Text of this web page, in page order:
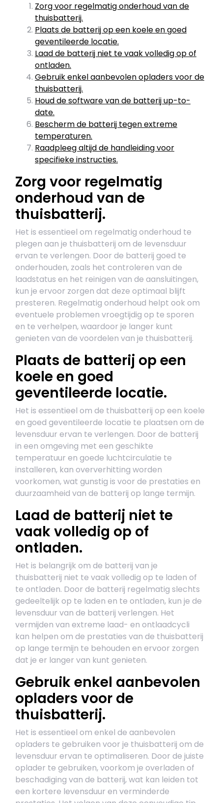
Zorg voor regelmatig onderhoud van de
thuisbatterij.
Plaats de batterij op een koele en goed
geventileerde locatie.
Laad de batterij niet te vaak volledig op of
ontladen.
Gebruik enkel aanbevolen opladers voor de
thuisbatterij.
Houd de software van de batterij up-to-
date.
Bescherm de batterij tegen extreme
temperaturen.
Raadpleeg altijd de handleiding voor
specifieke instructies.
Zorg voor regelmatig
onderhoud van de
thuisbatterij.
Het is essentieel om regelmatig onderhoud te
plegen aan je thuisbatterij om de levensduur
ervan te verlengen. Door de batterij goed te
onderhouden, zoals het controleren van de
laadstatus en het reinigen van de aansluitingen,
kun je ervoor zorgen dat deze optimaal blijft
presteren. Regelmatig onderhoud helpt ook om
eventuele problemen vroegtijdig op te sporen
en te verhelpen, waardoor je langer kunt
genieten van de voordelen van je thuisbatterij.
Plaats de batterij op een
koele en goed
geventileerde locatie.
Het is essentieel om de thuisbatterij op een koele
en goed geventileerde locatie te plaatsen om de
levensduur ervan te verlengen. Door de batterij
in een omgeving met een geschikte
temperatuur en goede luchtcirculatie te
installeren, kan oververhitting worden
voorkomen, wat gunstig is voor de prestaties en
duurzaamheid van de batterij op lange termijn.
Laad de batterij niet te
vaak volledig op of
ontladen.
Het is belangrijk om de batterij van je
thuisbatterij niet te vaak volledig op te laden of
te ontladen. Door de batterij regelmatig slechts
gedeeltelijk op te laden en te ontladen, kun je de
levensduur van de batterij verlengen. Het
vermijden van extreme laad- en ontlaadcycli
kan helpen om de prestaties van de thuisbatterij
op lange termijn te behouden en ervoor zorgen
dat je er langer van kunt genieten.
Gebruik enkel aanbevolen
opladers voor de
thuisbatterij.
Het is essentieel om enkel de aanbevolen
opladers te gebruiken voor je thuisbatterij om de
levensduur ervan te optimaliseren. Door de juiste
oplader te gebruiken, voorkom je overladen of
beschadiging van de batterij, wat kan leiden tot
een kortere levensduur en verminderde